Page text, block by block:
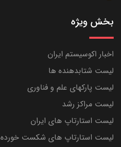
بخش ویژه
اخبار اکوسیستم ایران
لیست شتابدهنده ها
لیست پارکهای علم و فناوری
لیست مراکز رشد
لیست استارتاپ های ایران
لیست استارتاپ های شکست خورده